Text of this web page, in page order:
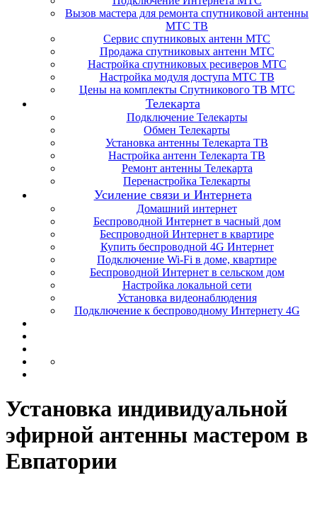
Вызов мастера для ремонта спутниковой антенны
МТС ТВ
Сервис спутниковых антенн МТС
Продажа спутниковых антенн МТС
Настройка спутниковых ресиверов МТС
Настройка модуля доступа МТС ТВ
Цены на комплекты Спутникового ТВ МТС
Телекарта
Подключение Телекарты
Обмен Телекарты
Установка антенны Телекарта ТВ
Настройка антенн Телекарта ТВ
Ремонт антенны Телекарта
Перенастройка Телекарты
Усиление связи и Интернета
Домашний интернет
Беспроводной Интернет в часный дом
Беспроводной Интернет в квартире
Купить беспроводной 4G Интернет
Подключение Wi-Fi в доме, квартире
Беспроводной Интернет в сельском дом
Настройка локальной сети
Установка видеонаблюдения
Подключение к беспроводному Интернету 4G
Установка индивидуальной
эфирной антенны мастером в
Евпатории